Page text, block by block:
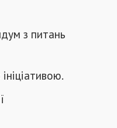
з питань